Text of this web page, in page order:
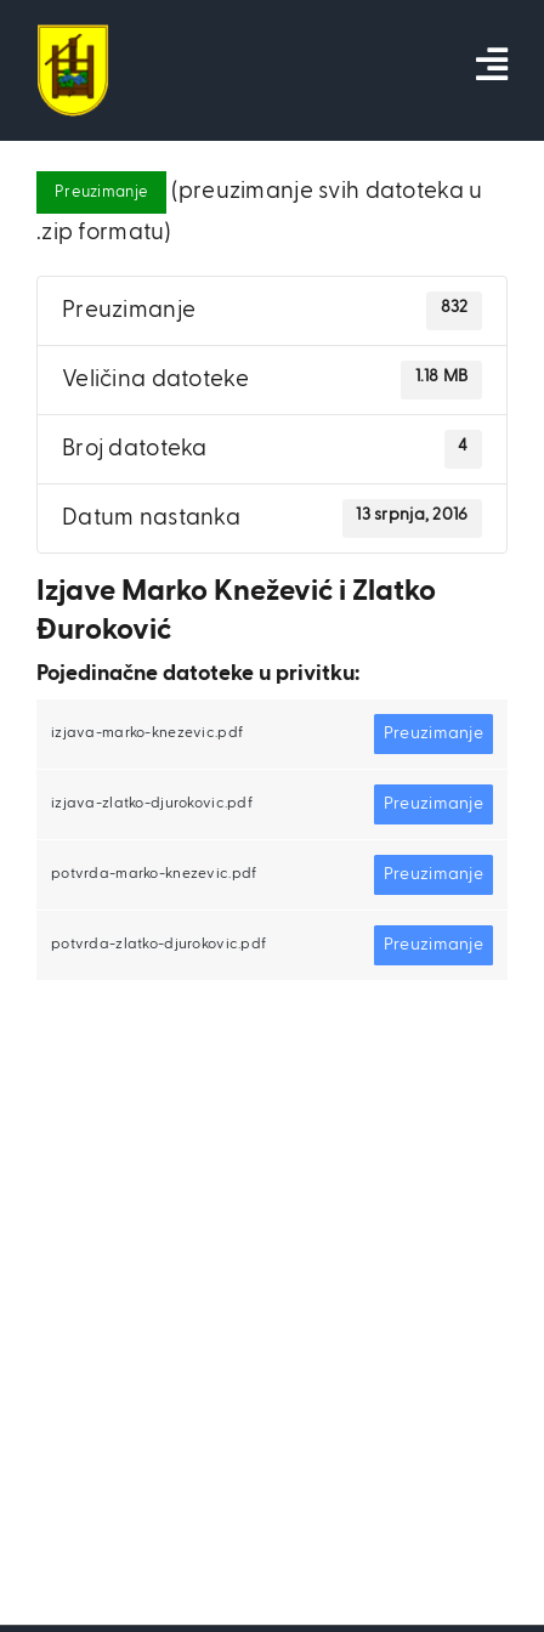
content
Preuzimanje
(preuzimanje svih datoteka u
.zip formatu)
Preuzimanje 832
Veličina datoteke 1.18 MB
Broj datoteka 4
Datum nastanka 13 srpnja, 2016
Izjave Marko Knežević i Zlatko
Đuroković
Pojedinačne datoteke u privitku:
izjava-marko-knezevic.pdf Preuzimanje
izjava-zlatko-djurokovic.pdf Preuzimanje
potvrda-marko-knezevic.pdf Preuzimanje
potvrda-zlatko-djurokovic.pdf Preuzimanje